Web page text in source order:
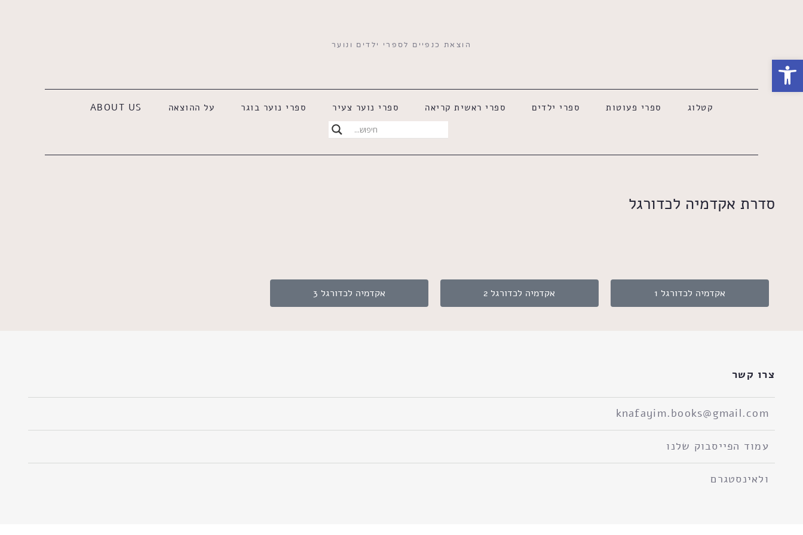
הוצאת כנפיים לספרי ילדים ונוער
קטלוג ספרי פעוטות ספרי ילדים ספרי ראשית קריאה ספרי נוער צעיר ספרי נוער בוגר על ההוצאה ABOUT US
סדרת אקדמיה לכדורגל
אקדמיה לכדורגל 1 אקדמיה לכדורגל 2 אקדמיה לכדורגל 3
צרו קשר
knafayim.books@gmail.com
עמוד הפייסבוק שלנו
ולאינסטגרם
פתח סרגל נגישות